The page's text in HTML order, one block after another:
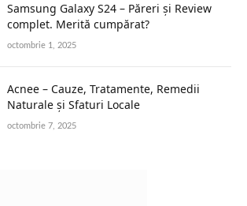
Samsung Galaxy S24 – Păreri și Review
complet. Merită cumpărat?
octombrie 1, 2025
Acnee – Cauze, Tratamente, Remedii
Naturale și Sfaturi Locale
octombrie 7, 2025